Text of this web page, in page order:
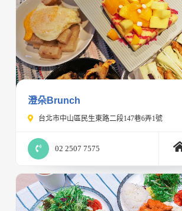
澄朵Brunch
台北市中山區民生東路二段147巷6弄1號
02 2507 7575